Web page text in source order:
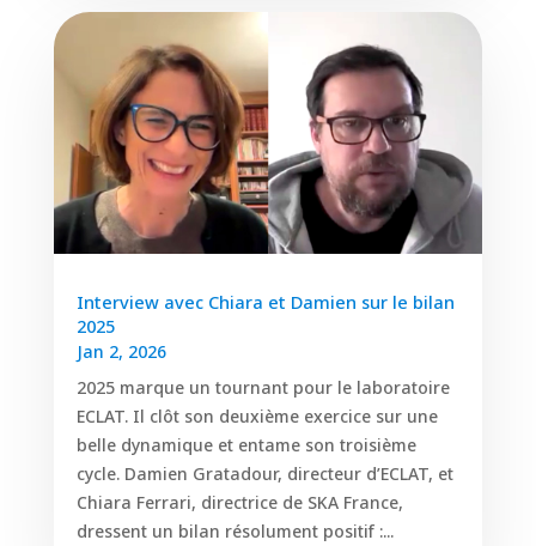
Interview avec Chiara et Damien sur le bilan
2025
Jan 2, 2026
2025 marque un tournant pour le laboratoire
ECLAT. Il clôt son deuxième exercice sur une
belle dynamique et entame son troisième
cycle. Damien Gratadour, directeur d’ECLAT, et
Chiara Ferrari, directrice de SKA France,
dressent un bilan résolument positif :...